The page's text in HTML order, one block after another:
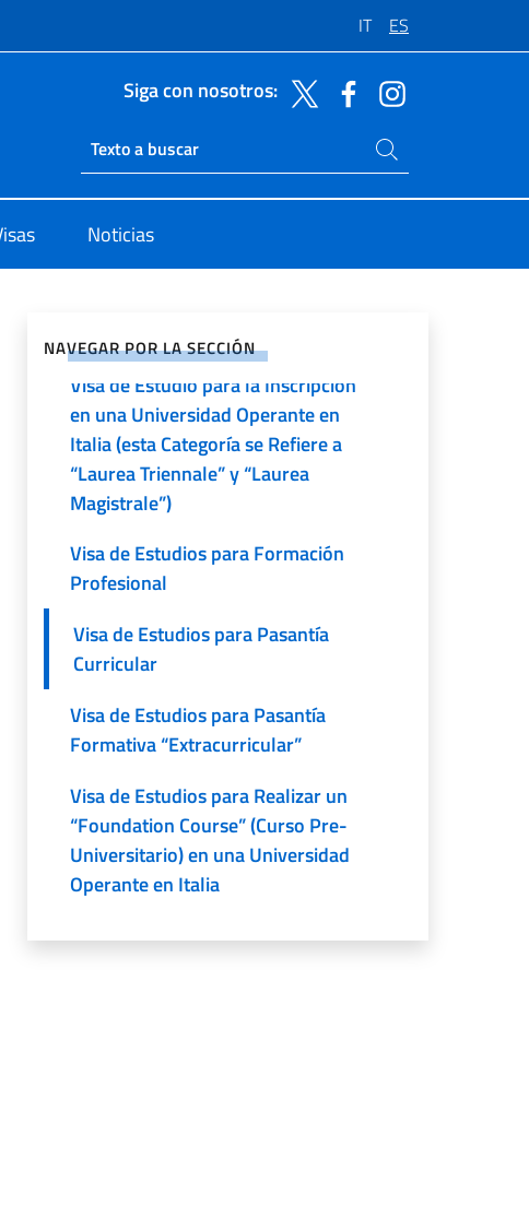
IT ES
Siga con nosotros:
Ricerca sito live
Buscar en el sitio
Noticias
NAVEGAR POR LA SECCIÓN
Estudios en una Universidad
Operante en Italia (en Esta
Tipología Están También Incluidos
los Programas de Doble
Titulación)
Curso de Especialización Post-
Universitaria (en Esta Categoría
Visa de Estudio para la Inscripción
en una Universidad Operante en
Italia (esta Categoría se Refiere a
“Laurea Triennale” y “Laurea
Magistrale”)
Visa de Estudios para Formación
Profesional
Visa de Estudios para Pasantía
Curricular
Visa de Estudios para Pasantía
Formativa “Extracurricular”
Visa de Estudios para Realizar un
“Foundation Course” (Curso Pre-
Universitario) en una Universidad
Operante en Italia